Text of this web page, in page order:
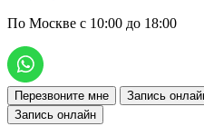
По Москве с 10:00 до 18:00
Перезвоните мне
Запись
Запись онлайн